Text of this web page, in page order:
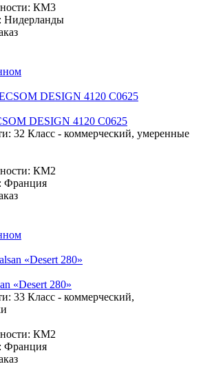
КМ3
Нидерланды
DESIGN 4120 C0625
32 Класс - коммерческий, умеренные
КМ2
Франция
«Desert 280»
33 Класс - коммерческий,
КМ2
Франция